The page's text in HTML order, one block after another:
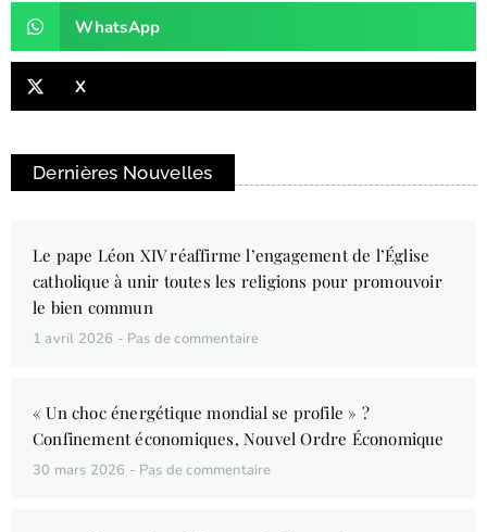
WhatsApp
X
Dernières Nouvelles
Le pape Léon XIV réaffirme l’engagement de l’Église
catholique à unir toutes les religions pour promouvoir
le bien commun
1 avril 2026 Pas de commentaire
« Un choc énergétique mondial se profile » ?
Confinement économiques, Nouvel Ordre Économique
30 mars 2026 Pas de commentaire